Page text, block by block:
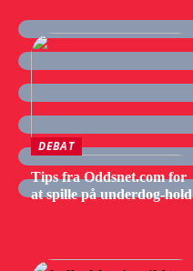
DEBAT
Tips fra Oddsnet.com for
at spille på underdog-hold